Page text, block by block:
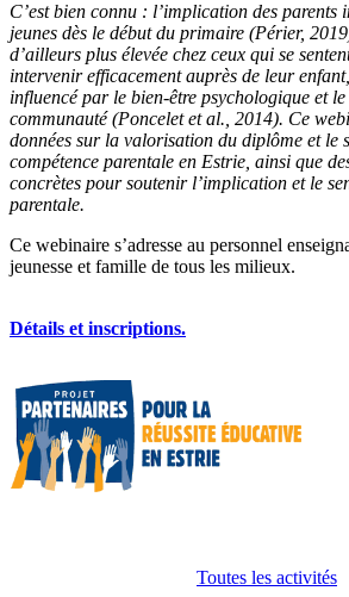
C’est bien connu : l’implication des parents
jeunes dès le début du primaire (Périer,
d’ailleurs plus élevée chez ceux qui se
intervenir efficacement auprès de leur
influencé par le bien-être psychologique et
communauté (Poncelet et al., 2014). Ce
données sur la valorisation du diplôme et le
compétence parentale en Estrie, ainsi que
concrètes pour soutenir l’implication et le
parentale.
Ce webinaire s’adresse au personnel
jeunesse et famille de tous les milieux.
Détails et inscriptions.
Toutes les activités